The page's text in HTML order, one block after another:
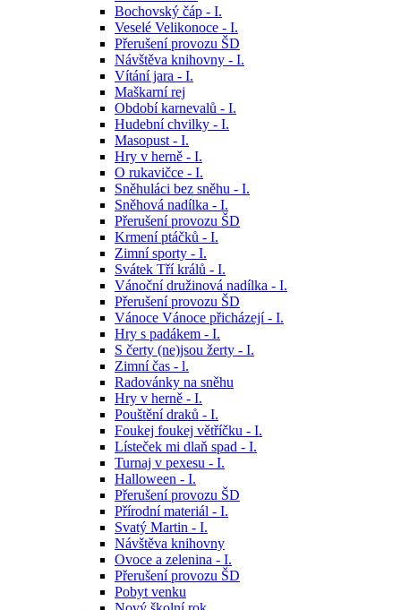
Bochovský čáp - I.
Veselé Velikonoce - I.
Přerušení provozu ŠD
Návštěva knihovny - I.
Vítání jara - I.
Maškarní rej
Období karnevalů - I.
Hudební chvilky - I.
Masopust - I.
Hry v herně - I.
O rukavičce - I.
Sněhuláci bez sněhu - I.
Sněhová nadílka - I.
Přerušení provozu ŠD
Krmení ptáčků - I.
Zimní sporty - I.
Svátek Tří králů - I.
Vánoční družinová nadílka - I.
Přerušení provozu ŠD
Vánoce Vánoce přicházejí - I.
Hry s padákem - I.
S čerty (ne)jsou žerty - I.
Zimní čas - l.
Radovánky na sněhu
Hry v herně - I.
Pouštění draků - I.
Foukej foukej větříčku - I.
Lísteček mi dlaň spad - I.
Turnaj v pexesu - I.
Halloween - I.
Přerušení provozu ŠD
Přírodní materiál - I.
Svatý Martin - I.
Návštěva knihovny
Ovoce a zelenina - I.
Přerušení provozu ŠD
Pobyt venku